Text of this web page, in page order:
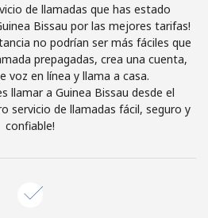
Únete
¡Hola!
de llamadas que has estado
Bissau por las mejores tarifas!
no podrían ser más fáciles que
prepagadas, crea una cuenta,
voz en línea y llama a casa.
llamar a Guinea Bissau desde el
servicio de llamadas fácil, seguro y
confiable!